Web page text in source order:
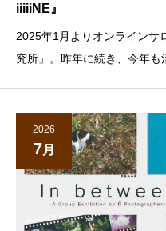
iiiiiNE』
2025年1月よりオンラインサ
究所」。昨年に続き、今年も
発想で制作されるのが特
2026
7月